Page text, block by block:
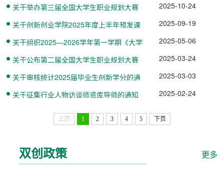
关于举办第三届全国大学生职业规划大赛
2025-10-24
关于创新创业学院2025年度上半年预发课
2025-09-19
关于组织2025—2026学年第一学期《大学
2025-05-06
关于公布第二届全国大学生职业规划大赛
2025-03-24
关于审核统计2025届毕业生创新学分的通
2025-03-03
关于征集行业人物访谈师资库导师的通知
2025-02-24
上页 1 2 3 4 5 下页
双创政策 更多